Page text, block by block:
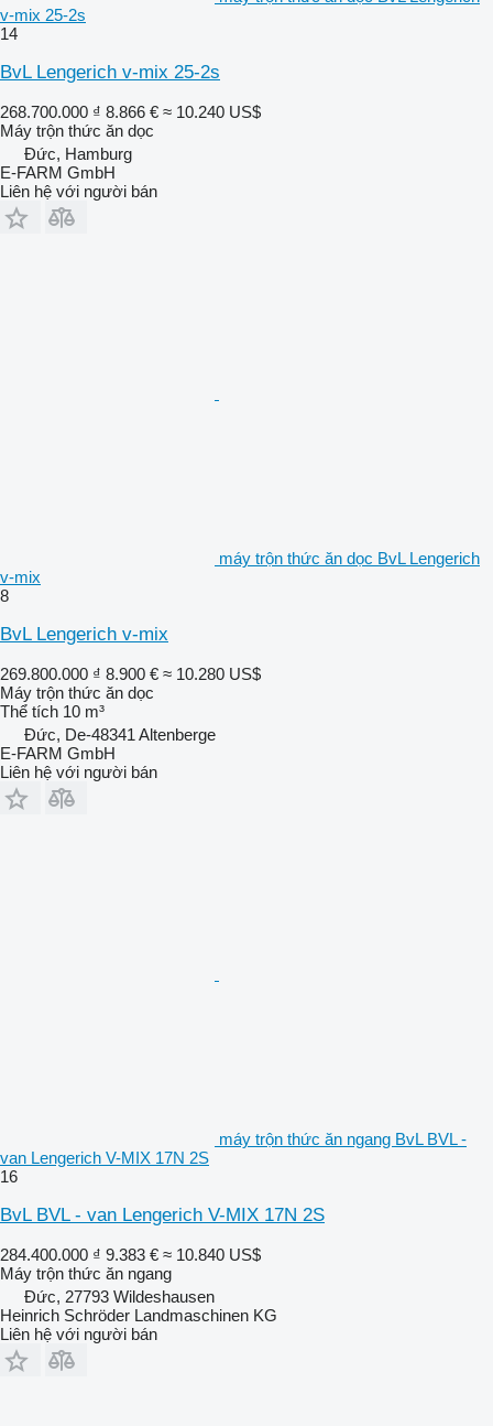
v-mix 25-2s
14
BvL Lengerich v-mix 25-2s
268.700.000 ₫ 8.866 € ≈ 10.240 US$
Máy trộn thức ăn dọc
Đức, Hamburg
E-FARM GmbH
Liên hệ với người bán
máy trộn thức ăn dọc BvL Lengerich
v-mix
8
BvL Lengerich v-mix
269.800.000 ₫ 8.900 € ≈ 10.280 US$
Máy trộn thức ăn dọc
Thể tích 10 m³
Đức, De-48341 Altenberge
E-FARM GmbH
Liên hệ với người bán
máy trộn thức ăn ngang BvL BVL -
van Lengerich V-MIX 17N 2S
16
BvL BVL - van Lengerich V-MIX 17N 2S
284.400.000 ₫ 9.383 € ≈ 10.840 US$
Máy trộn thức ăn ngang
Đức, 27793 Wildeshausen
Heinrich Schröder Landmaschinen KG
Liên hệ với người bán